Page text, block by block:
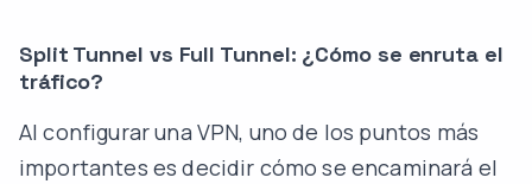
Split Tunnel vs Full Tunnel: ¿Cómo se enruta el
tráfico?
Al configurar una VPN, uno de los puntos más
importantes es decidir cómo se encaminará el